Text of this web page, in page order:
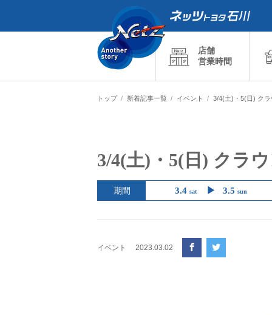
店舗
営業時間
トップ 新着記事一覧 イベント 3/4(土)・5(日) ク
3/4(土)・5(日) クラ
期間 3.4 sat 3.5 sun
イベント 2023.03.02